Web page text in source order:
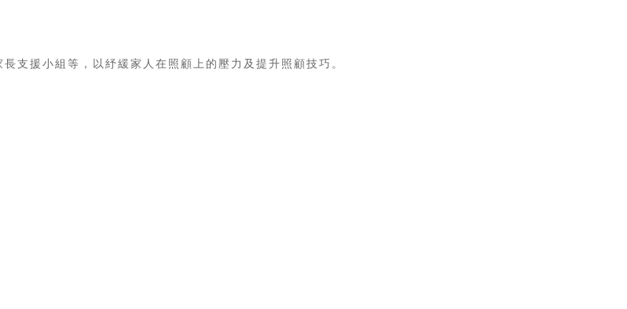
支援小組等，以紓緩家人在照顧上的壓力及提升照顧技巧。